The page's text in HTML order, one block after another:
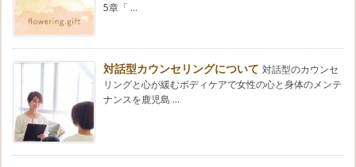
5章「 ...
対話型カウンセリングについて 対話型のカウンセ
リングと心が緩むボディケアで女性の心と身体のメンテ
ナンスを鹿児島 ...